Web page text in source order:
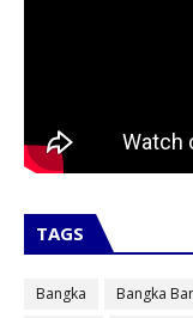
TAGS
Bangka Bangka